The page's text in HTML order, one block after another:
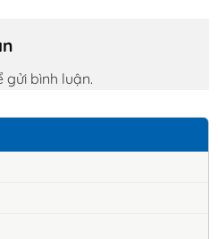
gửi bình luận.